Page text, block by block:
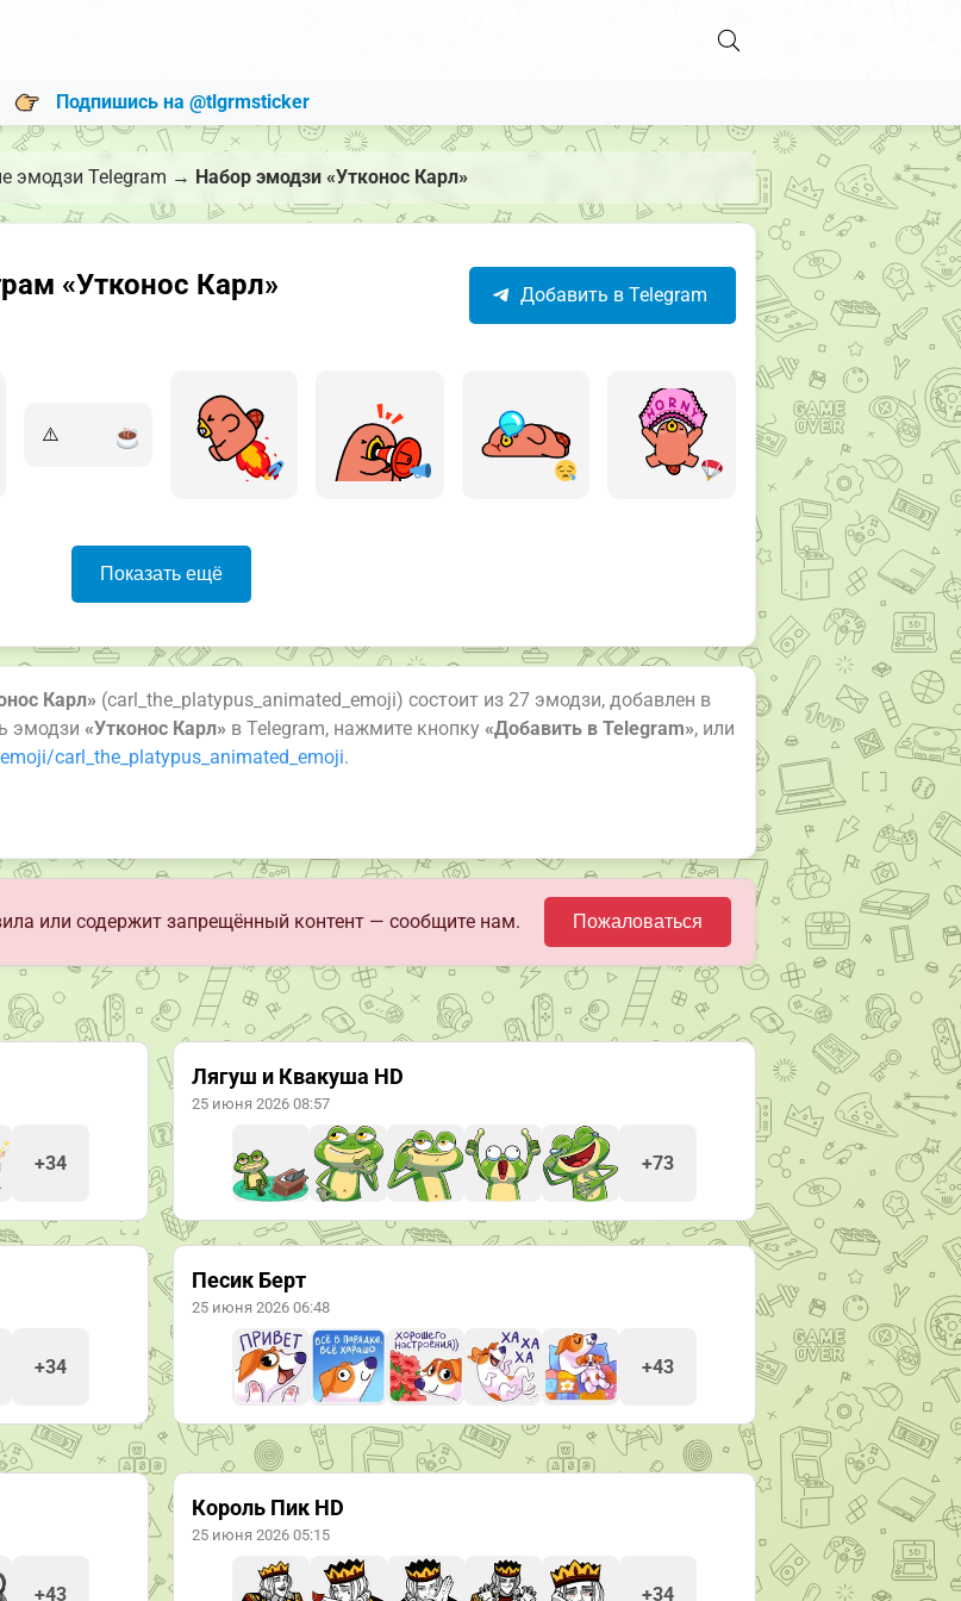
Подпишись на @tlgrmsticker
эмодзи Telegram → Набор эмодзи «Утконос Карл»
«Утконос Карл» Добавить в Telegram
Показать ещё
Карл» (carl_the_platypus_animated_emoji) состоит из 27 эмодзи, добавлен в
эмодзи «Утконос Карл» в Telegram, нажмите кнопку «Добавить в Telegram», или
carl_the_platypus_animated_emoji.
или содержит запрещённый контент — сообщите нам. Пожаловаться
+34
Лягуш и Квакуша HD
25 июня 2026 08:57
+73
+34
Песик Берт
25 июня 2026 06:48
+43
+43
Король Пик HD
25 июня 2026 05:15
+34